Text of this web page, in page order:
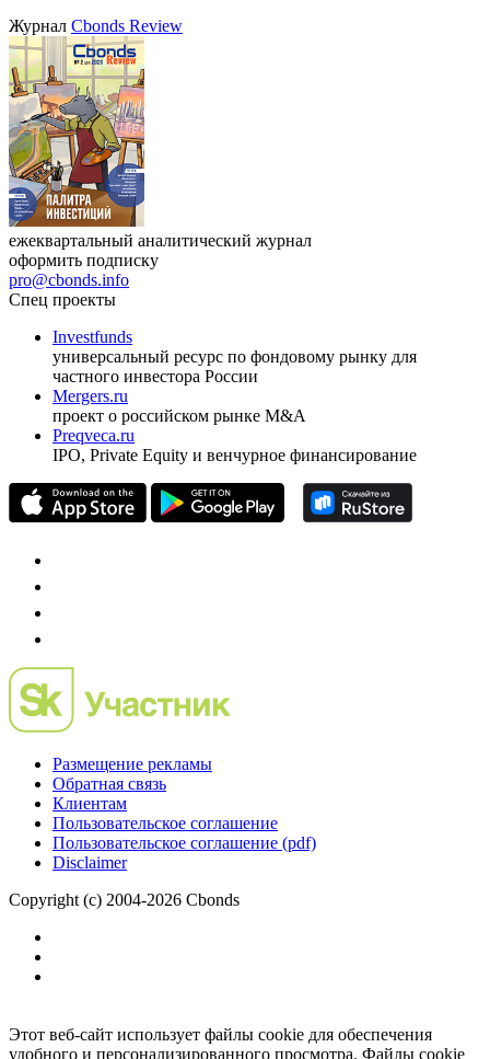
Журнал Cbonds Review
ежеквартальный аналитический журнал
оформить подписку
pro@cbonds.info
Спец проекты
Investfunds
универсальный ресурс по фондовому рынку для
частного инвестора России
Mergers.ru
проект о российском рынке M&A
Preqveca.ru
IPO, Private Equity и венчурное финансирование
Размещение рекламы
Обратная связь
Клиентам
Пользовательское соглашение
Пользовательское соглашение (pdf)
Disclaimer
Copyright (c) 2004-2026 Cbonds
Этот веб-сайт использует файлы cookie для обеспечения
удобного и персонализированного просмотра. Файлы cookie